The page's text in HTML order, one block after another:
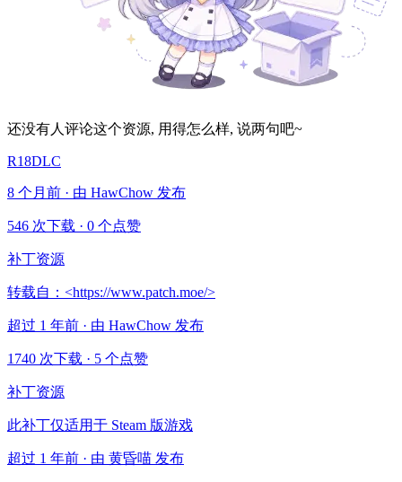
还没有人评论这个资源, 用得怎么样, 说两句吧~
R18DLC
8 个月前 · 由 HawChow 发布
546 次下载 · 0 个点赞
补丁资源
转载自：<https://www.patch.moe/>
超过 1 年前 · 由 HawChow 发布
1740 次下载 · 5 个点赞
补丁资源
此补丁仅适用于 Steam 版游戏
超过 1 年前 · 由 黄昏喵 发布